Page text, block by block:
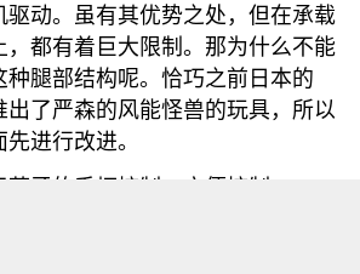
驱动。虽有其优势之处，但在承载
，都有着巨大限制。那为什么不能
种腿部结构呢。恰巧之前日本的
出了严森的风能怪兽的玩具，所以
进行改进。
牙的手柄控制，方便控制~